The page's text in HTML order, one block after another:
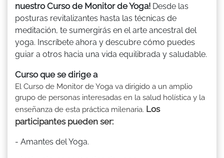
nuestro Curso de Monitor de Yoga! Desde las
posturas revitalizantes hasta las técnicas de
meditación, te sumergirás en el arte ancestral del
yoga. Inscríbete ahora y descubre cómo puedes
guiar a otros hacia una vida equilibrada y saludable.
Curso que se dirige a
El Curso de Monitor de Yoga va dirigido a un amplio
grupo de personas interesadas en la salud holística y la
enseñanza de esta práctica milenaria. Los
participantes pueden ser:
- Amantes del Yoga.